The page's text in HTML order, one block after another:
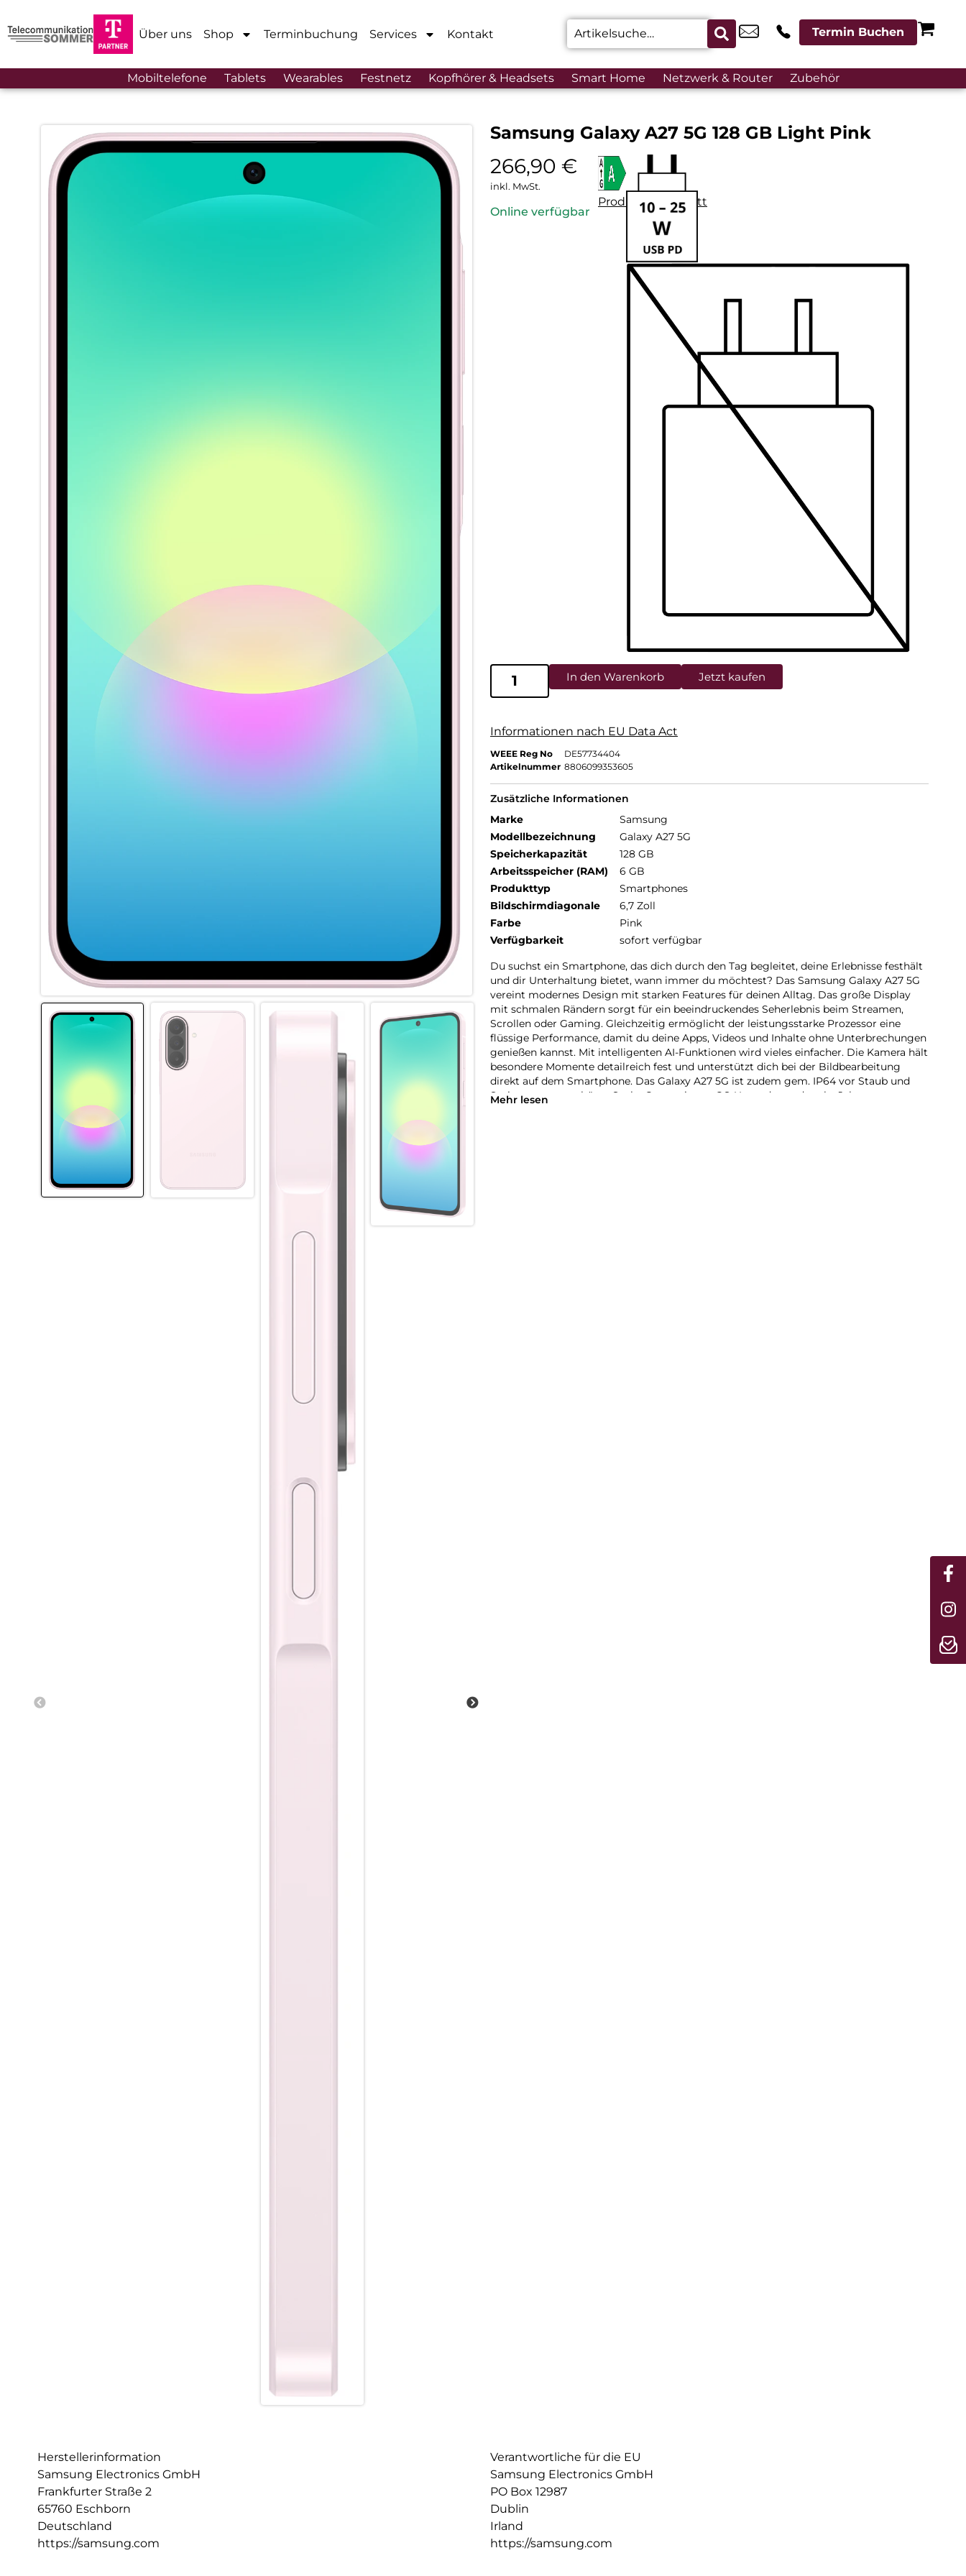
Über uns Shop Terminbuchung Services Kontakt Termin Buchen
Mobiltelefone Tablets Wearables Festnetz Kopfhörer & Headsets Smart Home Netzwerk & Router Zubehör
Samsung Galaxy A27 5G 128 GB Light Pink
266,90 €
inkl. MwSt.
Online verfügbar
Produktdatenblatt
In den Warenkorb Jetzt kaufen
Informationen nach EU Data Act
WEEE Reg No
DE57734404
Artikelnummer 8806099353605
Zusätzliche Informationen
Marke
Samsung
Modellbezeichnung
Galaxy A27 5G
Speicherkapazität
128 GB
Arbeitsspeicher (RAM)
6 GB
Produkttyp
Smartphones
Bildschirmdiagonale
6,7 Zoll
Farbe
Pink
Verfügbarkeit
sofort verfügbar
Du suchst ein Smartphone, das dich durch den Tag begleitet, deine Erlebnisse festhält
und dir Unterhaltung bietet, wann immer du möchtest? Das Samsung Galaxy A27 5G
vereint modernes Design mit starken Features für deinen Alltag. Das große Display
mit schmalen Rändern sorgt für ein beeindruckendes Seherlebnis beim Streamen,
Scrollen oder Gaming. Gleichzeitig ermöglicht der leistungsstarke Prozessor eine
flüssige Performance, damit du deine Apps, Videos und Inhalte ohne Unterbrechungen
genießen kannst. Mit intelligenten AI-Funktionen wird vieles einfacher. Die Kamera hält
besondere Momente detailreich fest und unterstützt dich bei der Bildbearbeitung
direkt auf dem Smartphone. Das Galaxy A27 5G ist zudem gem. IP64 vor Staub und
Spritzwasser geschützt. Sechs Generationen OS-Upgrades und sechs Jahre
Mehr lesen
Herstellerinformation
Samsung Electronics GmbH
Frankfurter Straße 2
65760 Eschborn
Deutschland
https://samsung.com
Verantwortliche für die EU
Samsung Electronics GmbH
PO Box 12987
Dublin
Irland
https://samsung.com